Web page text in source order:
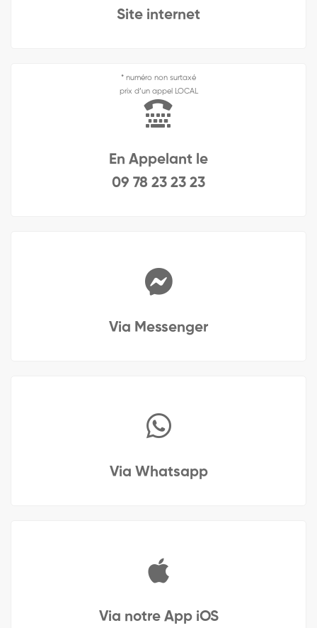
Site internet
* numéro non surtaxé
prix d’un appel LOCAL
En Appelant le
09 78 23 23 23
Via Messenger
Via Whatsapp
Via notre App iOS